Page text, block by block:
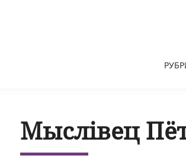
Мыслівец